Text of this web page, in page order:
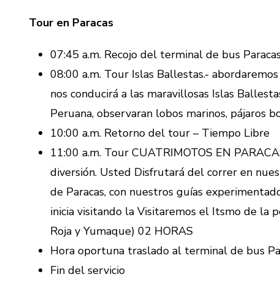
Tour en Paracas
07:45 a.m. Recojo del terminal de bus
08:00 a.m. Tour Islas Ballestas.-
nos conducirá a las maravillosas Islas
Peruana, observaran lobos marinos, pájaros
10:00 a.m. Retorno del tour – Tiempo Libre
11:00 a.m. Tour CUATRIMOTOS EN
diversión. Usted Disfrutará del correr en
de Paracas, con nuestros guías
inicia visitando la Visitaremos el Itsmo de la
Roja y Yumaque) 02 HORAS
Hora oportuna traslado al terminal de bus
Fin del servicio